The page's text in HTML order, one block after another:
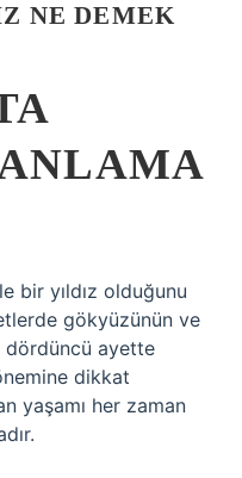
NE DEMEK
bir yıldız olduğunu
gökyüzünün ve
dördüncü ayette
dikkat
yaşamı her zaman